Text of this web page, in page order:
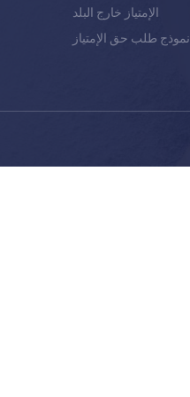
الإمتياز خارج البلد
نموذج طلب حق الإمتياز